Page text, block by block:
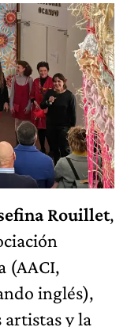
Rouillet,
(AACI,
inglés),
artistas y la